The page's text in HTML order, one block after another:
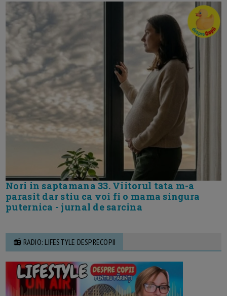
Nori in saptamana 33. Viitorul tata m-a
parasit dar stiu ca voi fi o mama singura
puternica - jurnal de sarcina
📻 RADIO: LIFESTYLE DESPRECOPII